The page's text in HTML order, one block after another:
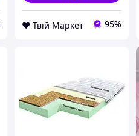
❤️ Твій Маркет 95%